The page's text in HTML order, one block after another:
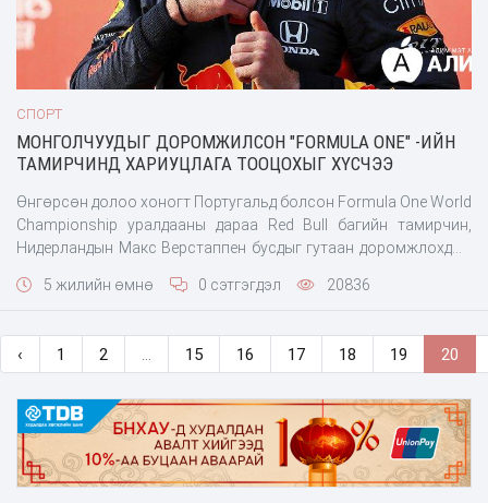
СПОРТ
МОНГОЛЧУУДЫГ ДОРОМЖИЛСОН "FORMULA ONE" -ИЙН
ТАМИРЧИНД ХАРИУЦЛАГА ТООЦОХЫГ ХҮСЧЭЭ
Өнгөрсөн долоо хоногт Португальд болсон Formula One World
Championship уралдааны дараа Red Bull багийн тамирчин,
Нидерландын Макс Верстаппен бусдыг гутаан доромжлохдоо
Тэрбээр Портимаогийн зам дээр бэлтгэл хийхдээ өрсөлдөгч
Верстаппен радиогоор өрсөлдөгч тамирчин руугаа дайрч
давшлахдаа “What a retard. What a mongol” гэж харааж зүхсэн
байгаагаа илэрхийлсэн юм. Энэ явдлын дараа Монгол нэрний
талаар буруу ойлголтыг арилгах зорилготой Mongol Identity
байгууллагаас нээлттэй захидал илгээж, Нидерландын
тамирчн
5 жилийн өмнө 0 сэтгэгдэл 20836
‹ 1 2 15 16 17 18 19 20